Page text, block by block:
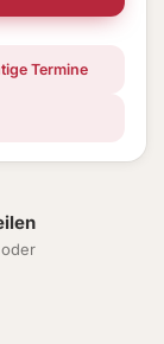
Termine